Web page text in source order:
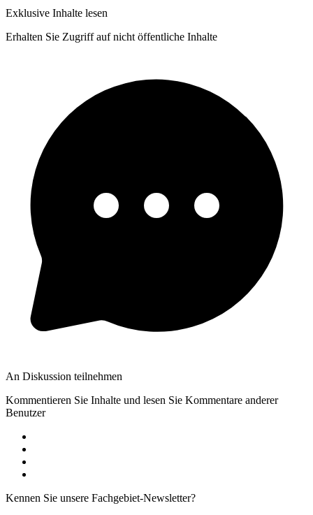
Exklusive Inhalte lesen
Erhalten Sie Zugriff auf nicht öffentliche Inhalte
An Diskussion teilnehmen
Kommentieren Sie Inhalte und lesen Sie Kommentare anderer
Benutzer
Kennen Sie unsere Fachgebiet-Newsletter?